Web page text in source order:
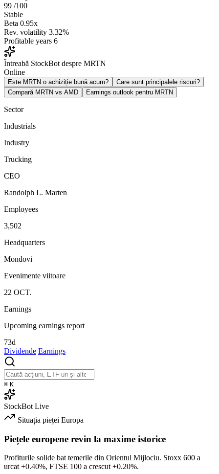
99 /100
Stable
Beta 0.95x
Rev. volatility 3.32%
Profitable years 6
Întreabă StockBot despre MRTN
Online
Este MRTN o achiziție bună acum?
Care sunt principalele riscuri?
Compară MRTN vs AMD
Earnings outlook pentru MRTN
Sector
Industrials
Industry
Trucking
CEO
Randolph L. Marten
Employees
3,502
Headquarters
Mondovi
Evenimente viitoare
22 OCT.
Earnings
Upcoming earnings report
73d
Dividende Earnings
⌘ K
StockBot Live
Situația pieței Europa
Piețele europene revin la maxime istorice
Profiturile solide bat temerile din Orientul Mijlociu. Stoxx 600 a
urcat+0.40%, FTSE 100 a crescut+0.20%.